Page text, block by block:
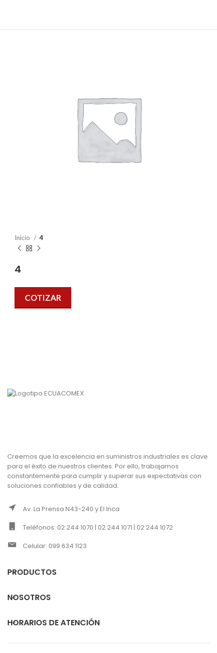
Inicio 4
4
COTIZAR
Creemos que la excelencia en suministros industriales es clave
para el éxito de nuestros clientes. Por ello, trabajamos
constantemente para cumplir y superar sus expectativas con
soluciones confiables y de calidad.
Av. La Prensa N43-240 y El Inca
Teléfonos: 02 244 1070 | 02 244 1071 | 02 244 1072
Celular: 099 634 1123
PRODUCTOS
NOSOTROS
HORARIOS DE ATENCIÓN